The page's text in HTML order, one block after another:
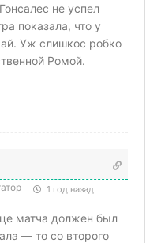
не успел
показала, что у
Уж слишкос робко
Ромой.
1 год назад
матча должен был
— то со второго